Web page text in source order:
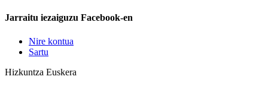
Jarraitu iezaiguzu Facebook-en
Nire kontua
Sartu
Hizkuntza Euskera